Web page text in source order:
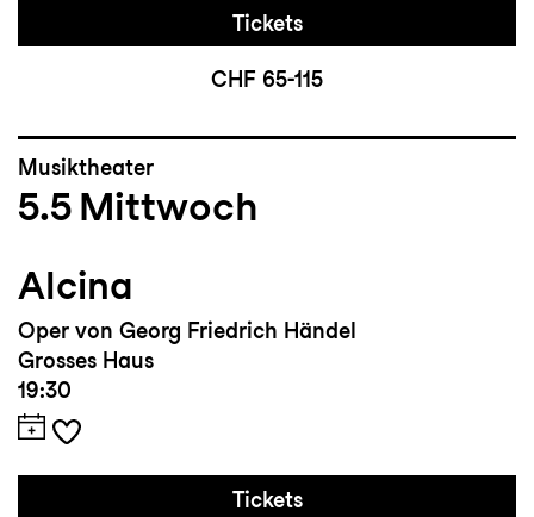
Tickets
CHF 65-115
Musiktheater
5.5 Mittwoch
Alcina
Oper von Georg Friedrich Händel
Grosses Haus
19:30
Tickets